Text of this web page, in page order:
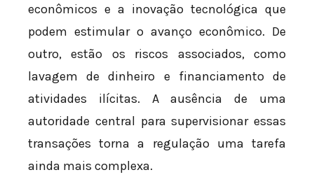
econômicos e a inovação tecnológica que
podem estimular o avanço econômico. De
outro, estão os riscos associados, como
lavagem de dinheiro e financiamento de
atividades ilícitas. A ausência de uma
autoridade central para supervisionar essas
transações torna a regulação uma tarefa
ainda mais complexa.